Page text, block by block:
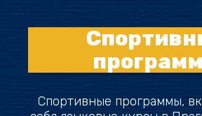
Спортивные программы,